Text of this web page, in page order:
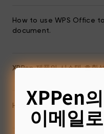
How to use WPS Office
document.
XPPen 제품의 시스템 호환
How to solve PS lag
XPPen
이메일